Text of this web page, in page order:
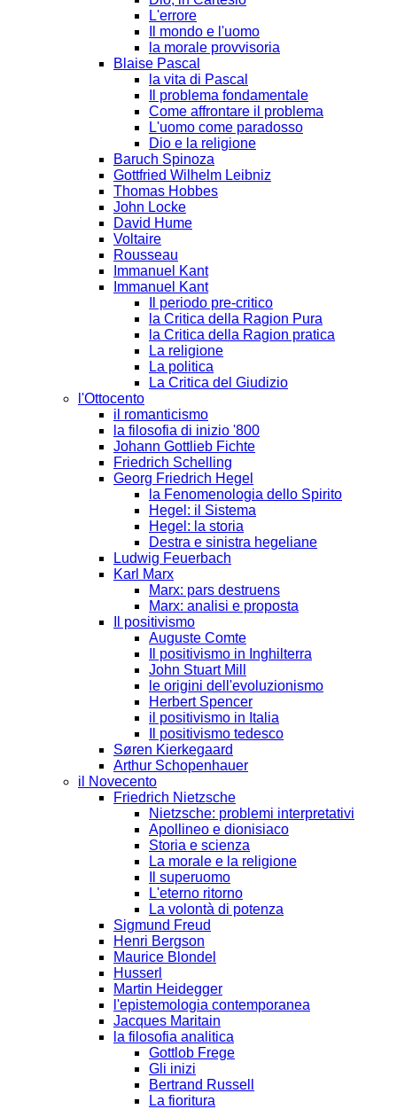
L'errore
Il mondo e l'uomo
la morale provvisoria
Blaise Pascal
la vita di Pascal
Il problema fondamentale
Come affrontare il problema
L'uomo come paradosso
Dio e la religione
Baruch Spinoza
Gottfried Wilhelm Leibniz
Thomas Hobbes
John Locke
David Hume
Voltaire
Rousseau
Immanuel Kant
Immanuel Kant
Il periodo pre-critico
la Critica della Ragion Pura
la Critica della Ragion pratica
La religione
La politica
La Critica del Giudizio
l'Ottocento
il romanticismo
la filosofia di inizio '800
Johann Gottlieb Fichte
Friedrich Schelling
Georg Friedrich Hegel
la Fenomenologia dello Spirito
Hegel: il Sistema
Hegel: la storia
Destra e sinistra hegeliane
Ludwig Feuerbach
Karl Marx
Marx: pars destruens
Marx: analisi e proposta
Il positivismo
Auguste Comte
Il positivismo in Inghilterra
John Stuart Mill
le origini dell'evoluzionismo
Herbert Spencer
il positivismo in Italia
Il positivismo tedesco
Søren Kierkegaard
Arthur Schopenhauer
il Novecento
Friedrich Nietzsche
Nietzsche: problemi interpretativi
Apollineo e dionisiaco
Storia e scienza
La morale e la religione
Il superuomo
L'eterno ritorno
La volontà di potenza
Sigmund Freud
Henri Bergson
Maurice Blondel
Husserl
Martin Heidegger
l'epistemologia contemporanea
Jacques Maritain
la filosofia analitica
Gottlob Frege
Gli inizi
Bertrand Russell
La fioritura